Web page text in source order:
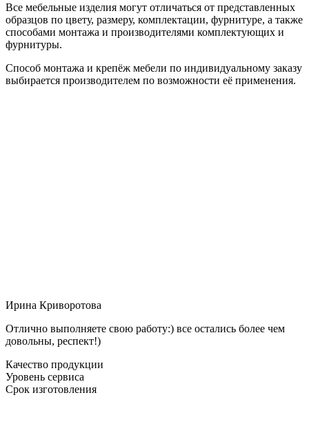
Все мебельные изделия могут отличаться от представленных
образцов по цвету, размеру, комплектации, фурнитуре, а также
способами монтажа и производителями комплектующих и
фурнитуры.
Способ монтажа и крепёж мебели по индивидуальному заказу
выбирается производителем по возможности её применения.
Ирина Криворотова
Отлично выполняете свою работу:) все остались более чем
довольны, респект!)
Качество продукции
Уровень сервиса
Срок изготовления